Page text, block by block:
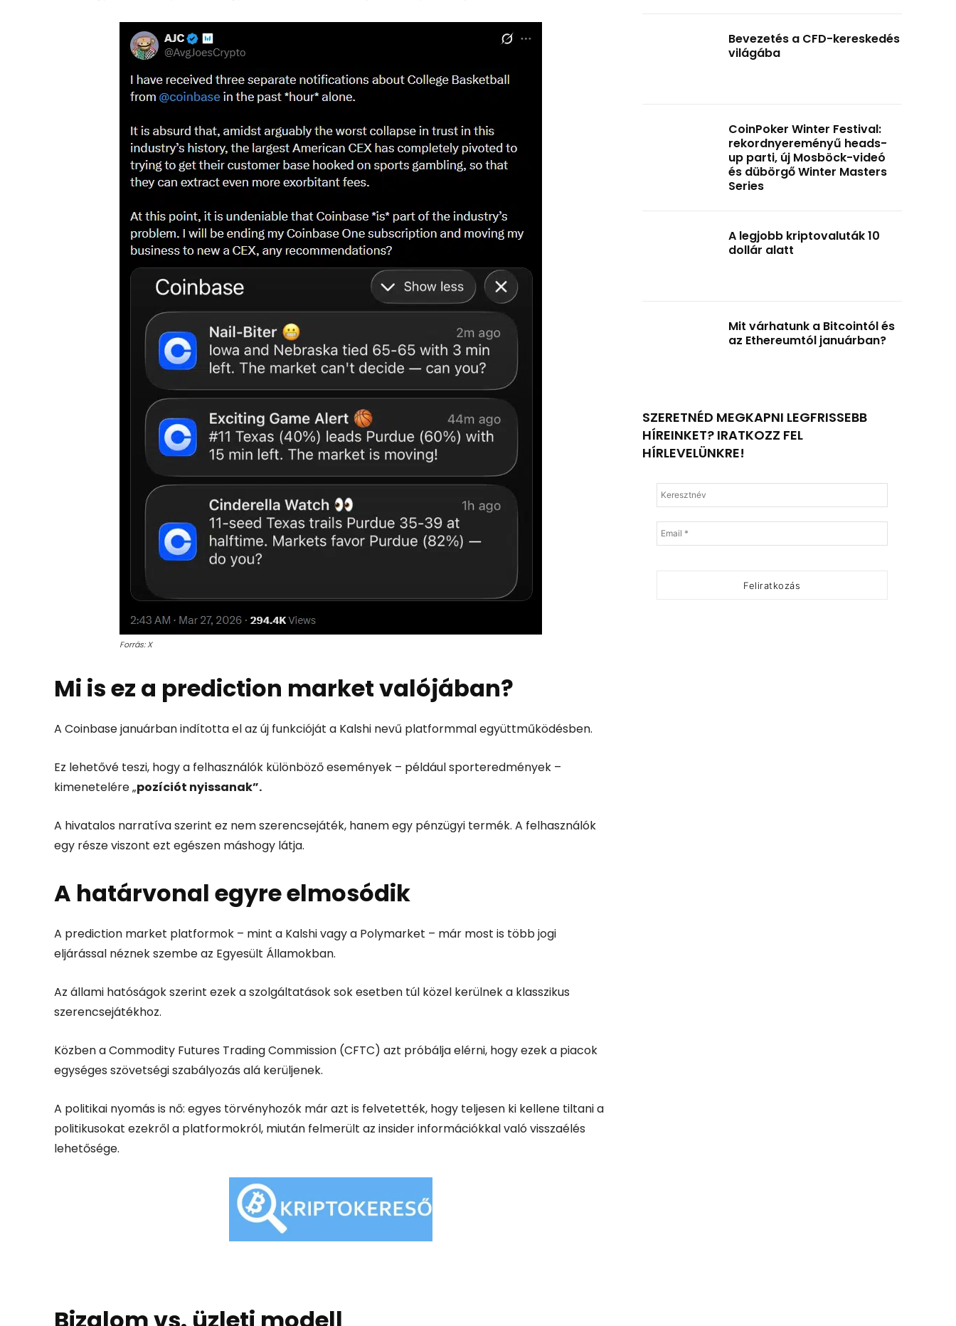
Forrás: X
Mi is ez a prediction market valójában?
A Coinbase januárban indította el az új funkcióját a Kalshi nevű platformmal együttműködésben.
Ez lehetővé teszi, hogy a felhasználók különböző események – például sporteredmények –
kimenetelére „pozíciót nyissanak”.
A hivatalos narratíva szerint ez nem szerencsejáték, hanem egy pénzügyi termék. A felhasználók
egy része viszont ezt egészen máshogy látja.
A határvonal egyre elmosódik
A prediction market platformok – mint a Kalshi vagy a Polymarket – már most is több jogi
eljárással néznek szembe az Egyesült Államokban.
Az állami hatóságok szerint ezek a szolgáltatások sok esetben túl közel kerülnek a klasszikus
szerencsejátékhoz.
Közben aCommodity Futures Trading Commission (CFTC) azt próbálja elérni, hogy ezek a piacok
egységes szövetségi szabályozás alá kerüljenek.
A politikai nyomás is nő: egyes törvényhozók már azt is felvetették, hogy teljesen ki kellene tiltani a
politikusokat ezekről a platformokról, miután felmerült az insider információkkal való visszaélés
lehetősége.
Bevezetés a CFD-kereskedés
világába
CoinPoker Winter Festival:
rekordnyereményű heads-
up parti, új Mosböck-videó
és dübörgő Winter Masters
Series
A legjobb kriptovaluták 10
dollár alatt
Mit várhatunk a Bitcointól és
az Ethereumtól januárban?
SZERETNÉD MEGKAPNI LEGFRISSEBB
HÍREINKET? IRATKOZZ FEL
HÍRLEVELÜNKRE!